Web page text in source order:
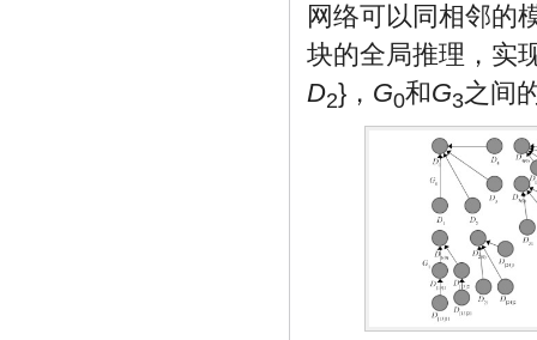
网络可以同相邻的
块的全局推理，实
D2}， G0和G3之间